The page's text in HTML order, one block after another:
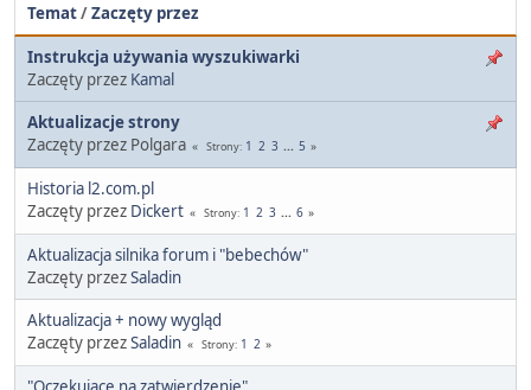
Temat/Zaczęty przez
Instrukcja używania wyszukiwarki
Zaczęty przez Kamal
Aktualizacje strony
Zaczęty przez Polgara
Strony 1 2 3 ... 5
Historia l2.com.pl
Zaczęty przez Dickert Strony 1 2 3 ... 6
Aktualizacja silnika forum i "bebechów"
Zaczęty przezSaladin
Aktualizacja + nowy wygląd
Zaczęty przezSaladin Strony 1 2